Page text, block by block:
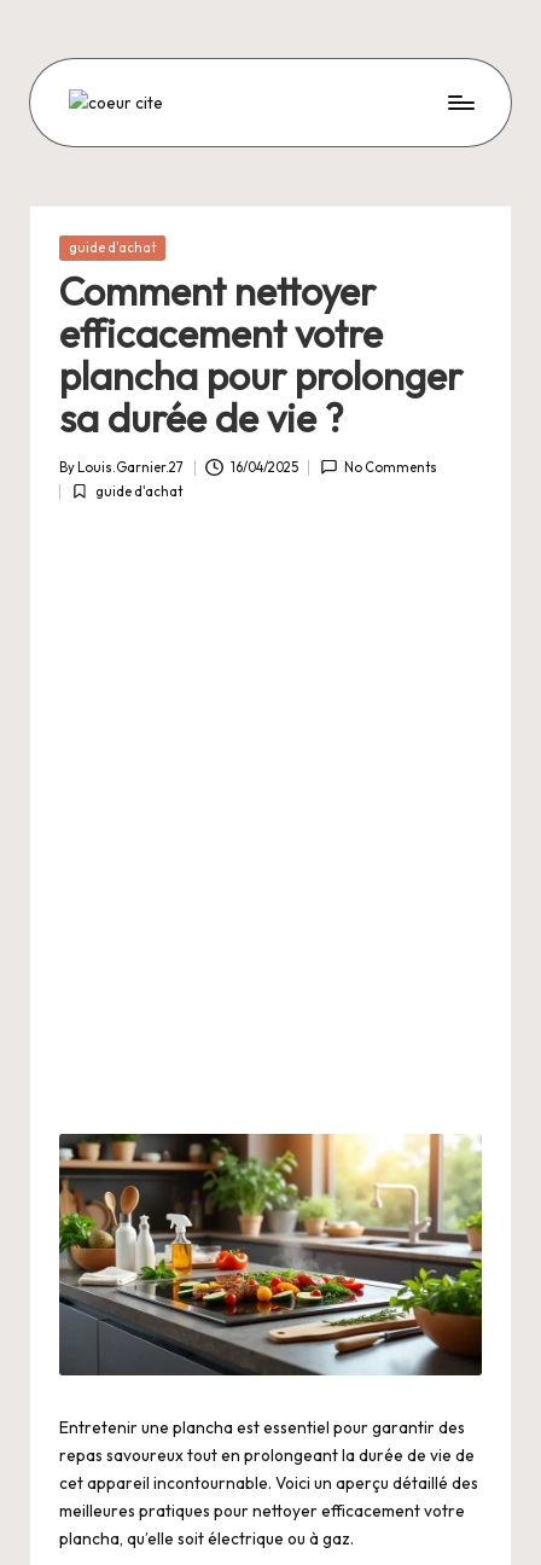
content
C
E
U
R
C
I
T
E
Posted
guide d'achat
Comment nettoyer
efficacement votre
plancha pour prolonger
sa durée de vie ?
Posted
by
By Louis.Garnier.27 16/04/2025 No Comments
Posted
guide d'achat
Entretenir une plancha est essentiel pour garantir des
repas savoureux tout en prolongeant la durée de vie de
cet appareil incontournable. Voici un aperçu détaillé des
meilleures pratiques pour nettoyer efficacement votre
plancha, qu’elle soit électrique ou à gaz.